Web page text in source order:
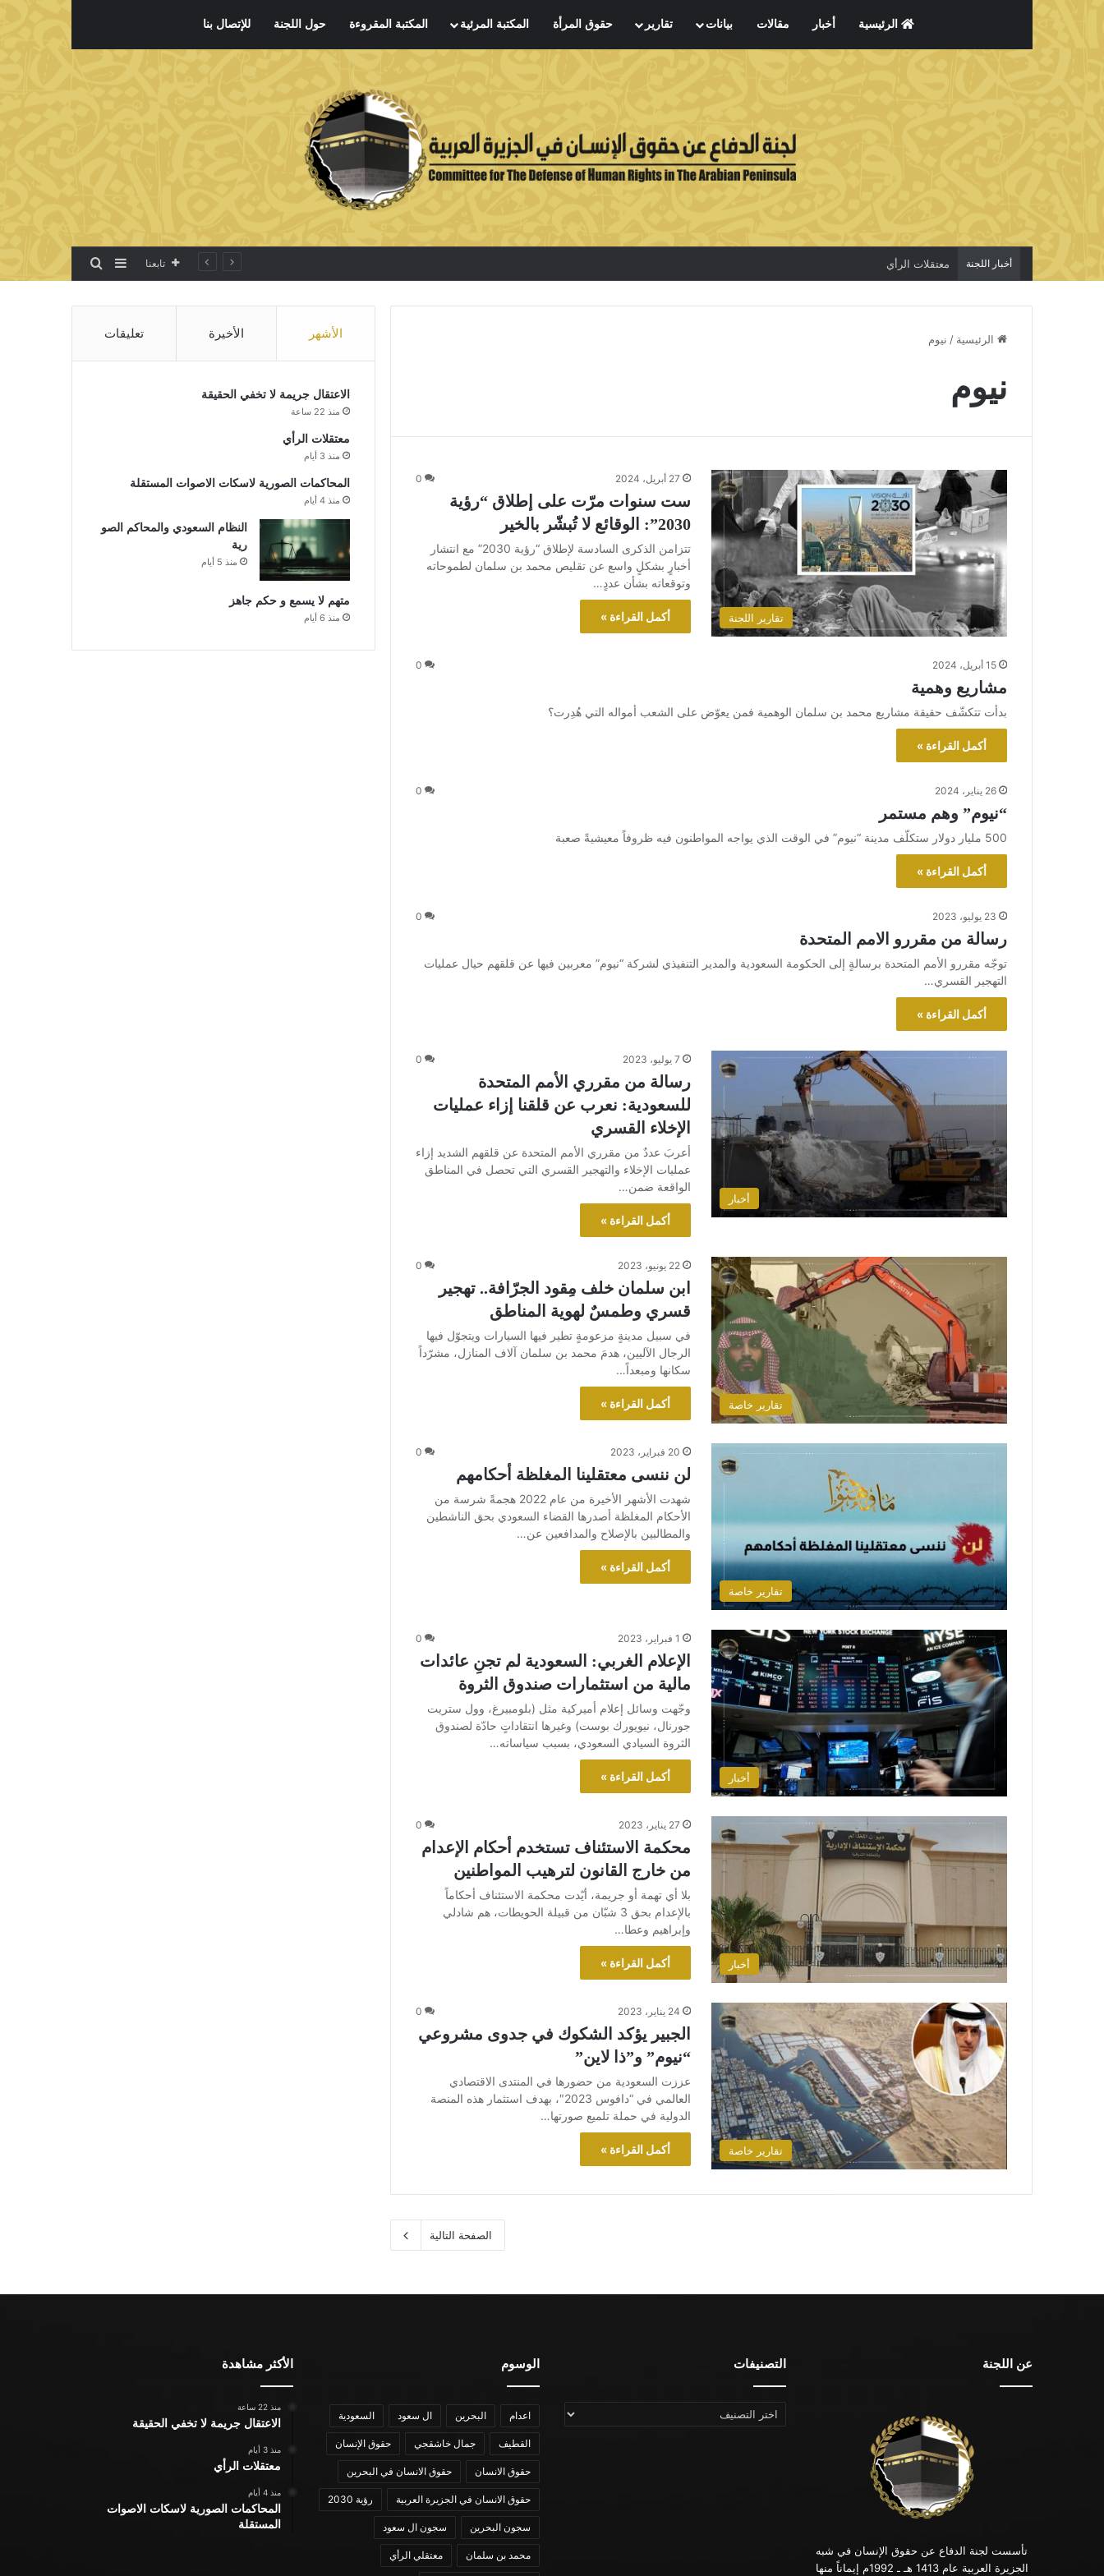
الرئيسية أخبار مقالات بيانات تقارير حقوق المرأة المكتبة المرئية المكتبة المقروءة حول اللجنة للإتصال بنا
أخبار اللجنة معتقلات الرأي تابعنا إضافة عمود جانبي
بحث عن
الرئيسية / نيوم
نيوم
تقارير اللجنة
27 أبريل، 2024 0
ست سنوات مرّت على إطلاق “رؤية
2030”: الوقائع لا تُبشّر بالخير
تتزامن الذكرى السادسة لإطلاق “رؤية 2030” مع انتشار
أخبارٍ بشكلٍ واسع عن تقليص محمد بن سلمان لطموحاته
وتوقعاته بشأن عددٍ…
أكمل القراءة »
15 أبريل، 2024 0
مشاريع وهمية
بدأت تتكشّف حقيقة مشاريع محمد بن سلمان الوهمية فمن يعوّض على الشعب أمواله التي هُدِرت؟
أكمل القراءة »
26 يناير، 2024 0
“نيوم” وهم مستمر
500 مليار دولار ستكلّف مدينة “نيوم” في الوقت الذي يواجه المواطنون فيه ظروفاً معيشيةً صعبة
أكمل القراءة »
23 يوليو، 2023 0
رسالة من مقررو الامم المتحدة
توجّه مقررو الأمم المتحدة برسالةٍ إلى الحكومة السعودية والمدير التنفيذي لشركة “نيوم” معربين فيها عن قلقهم حيال عمليات
التهجير القسري…
أكمل القراءة »
أخبار
7 يوليو، 2023 0
رسالة من مقرري الأمم المتحدة
للسعودية: نعرب عن قلقنا إزاء عمليات
الإخلاء القسري
أعربَ عددٌ من مقرري الأمم المتحدة عن قلقهم الشديد إزاء
عمليات الإخلاء والتهجير القسري التي تحصل في المناطق
الواقعة ضمن…
أكمل القراءة »
تقارير خاصة
22 يونيو، 2023 0
ابن سلمان خلف مِقود الجرّافة.. تهجير
قسري وطمسٌ لهوية المناطق
في سبيل مدينةٍ مزعومةٍ تطير فيها السيارات ويتجوّل فيها
الرجال الآليين، هدمَ محمد بن سلمان آلاف المنازل، مشرّداً
سكانها ومبعداً…
أكمل القراءة »
تقارير خاصة
20 فبراير، 2023 0
لن ننسى معتقلينا المغلظة أحكامهم
شهدت الأشهر الأخيرة من عام 2022 هجمةً شرسة من
الأحكام المغلظة أصدرها القضاء السعودي بحق الناشطين
والمطالبين بالإصلاح والمدافعين عن…
أكمل القراءة »
أخبار
1 فبراير، 2023 0
الإعلام الغربي: السعودية لم تجنِ عائدات
مالية من استثمارات صندوق الثروة
وجّهت وسائل إعلام أميركية مثل (بلومبيرغ، وول ستريت
جورنال، نيويورك بوست) وغيرها انتقاداتٍ حادّة لصندوق
الثروة السيادي السعودي، بسبب سياساته…
أكمل القراءة »
أخبار
27 يناير، 2023 0
محكمة الاستئناف تستخدم أحكام الإعدام
من خارج القانون لترهيب المواطنين
بلا أي تهمة أو جريمة، أيّدت محكمة الاستئناف أحكاماً
بالإعدام بحق 3 شبّان من قبيلة الحويطات، هم شادلي
وإبراهيم وعطا…
أكمل القراءة »
تقارير خاصة
24 يناير، 2023 0
الجبير يؤكد الشكوك في جدوى مشروعي
“نيوم” و”ذا لاين”
عززت السعودية من حضورها في المنتدى الاقتصادي
العالمي في “دافوس 2023″، بهدف استثمار هذه المنصة
الدولية في حملة تلميع صورتها…
أكمل القراءة »
الصفحة التالية
الأشهر الأخيرة تعليقات
الاعتقال جريمة لا تخفي الحقيقة
منذ 22 ساعة
معتقلات الرأي
منذ 3 أيام
المحاكمات الصورية لاسكات الاصوات المستقلة
منذ 4 أيام
النظام السعودي والمحاكم الصو
رية
منذ 5 أيام
متهم لا يسمع و حكم جاهز
منذ 6 أيام
عن اللجنة
تأسست لجنة الدفاع عن حقوق الإنسان في شبه
الجزيرة العربية عام 1413 هـ ـ 1992م إيماناً منها
التصنيفات
التصنيفات
الوسوم
اعدام البحرين ال سعود السعودية
القطيف جمال خاشقجي حقوق الإنسان
حقوق الانسان حقوق الانسان في البحرين
حقوق الانسان في الجزيرة العربية رؤية 2030
سجون البحرين سجون ال سعود
محمد بن سلمان معتقلي الرأي
الأكثر مشاهدة
منذ 22 ساعة
الاعتقال جريمة لا تخفي الحقيقة
منذ 3 أيام
معتقلات الرأي
منذ 4 أيام
المحاكمات الصورية لاسكات الاصوات
المستقلة